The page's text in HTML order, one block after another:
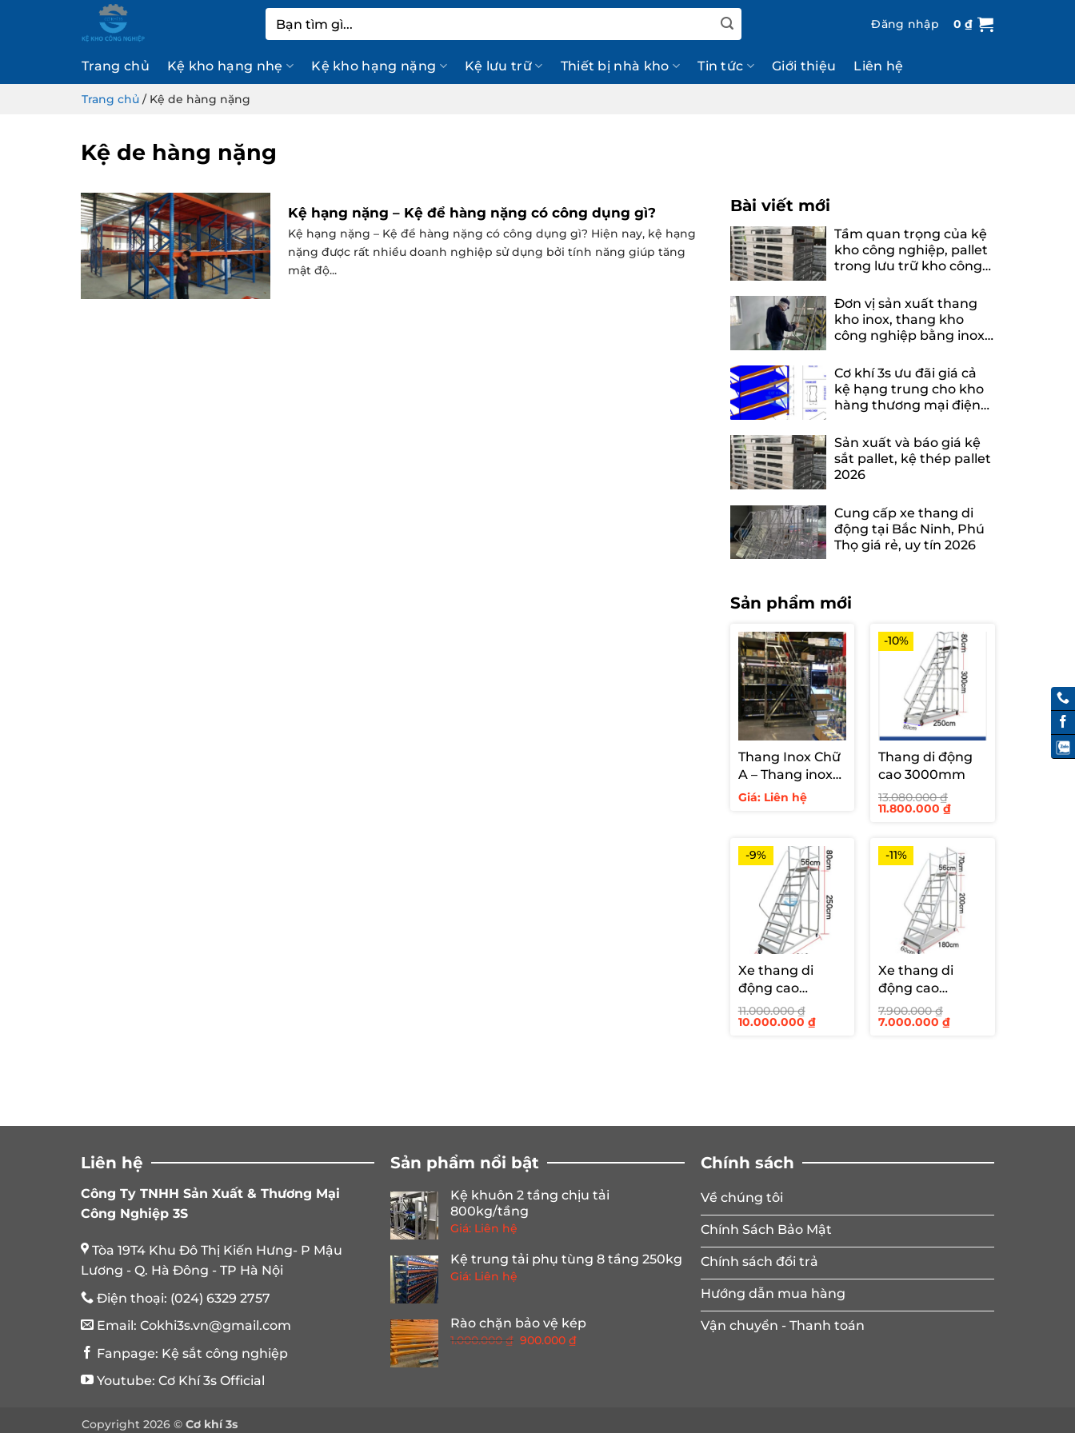
kiếm:
Đăng nhập 0₫
Trang chủ Kệ kho hạng nhẹ Kệ kho hạng nặng Kệ lưu trữ Thiết bị nhà kho Tin tức Giới thiệu Liên hệ
Trang chủ / Kệ de hàng nặng
Kệ de hàng nặng
Kệ hạng nặng – Kệ để hàng nặng có công dụng gì?
Kệ hạng nặng – Kệ để hàng nặng có công dụng gì? Hiện nay, kệ hạng
nặng được rất nhiều doanh nghiệp sử dụng bởi tính năng giúp tăng
mật độ...
Bài viết mới
Tầm quan trọng của kệ
kho công nghiệp, pallet
trong lưu trữ kho công
Đơn vị sản xuất thang
kho inox, thang kho
công nghiệp bằng inox
Cơ khí 3s ưu đãi giá cả
kệ hạng trung cho kho
hàng thương mại điện
Sản xuất và báo giá kệ
sắt pallet, kệ thép pallet
2026
Cung cấp xe thang di
động tại Bắc Ninh, Phú
Thọ giá rẻ, uy tín 2026
Sản phẩm mới
Thang Inox Chữ
A – Thang inox
hàn cố định cho
Giá: Liên hệ
-10%
Thang di động
cao 3000mm
13.080.000₫
Giá
11.800.000₫Giá
11.800.000 ₫.
-9%
Xe thang di
động cao
2500mm
11.000.000₫
Giá
10.000.000 ₫Giá
-11%
Xe thang di
động cao
2000mm
7.900.000₫
Giá
7.000.000₫Giá
Liên hệ
Công Ty TNHH Sản Xuất & Thương Mại
Công Nghiệp 3S
Tòa 19T4 Khu Đô Thị Kiến Hưng- P Mậu
Lương - Q. Hà Đông - TP Hà Nội
Điện thoại: (024) 6329 2757
Email: Cokhi3s.vn@gmail.com
Fanpage: Kệ sắt công nghiệp
Youtube: Cơ Khí 3s Official
Sản phẩm nổi bật
Kệ khuôn 2 tầng chịu tải
800kg/tầng
Giá: Liên hệ
Kệ trung tải phụ tùng 8 tầng 250kg
Giá: Liên hệ
Rào chặn bảo vệ kép
1.000.000₫ Giá
900.000₫Giá
Chính sách
Về chúng tôi
Chính Sách Bảo Mật
Chính sách đổi trả
Hướng dẫn mua hàng
Vận chuyển - Thanh toán
Copyright 2026 © Cơ khí 3s